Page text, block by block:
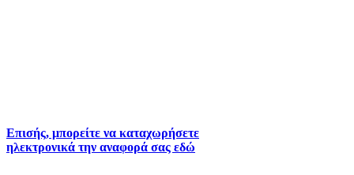
Επισής, μπορείτε να καταχωρήσετε
ηλεκτρονικά την αναφορά σας εδώ